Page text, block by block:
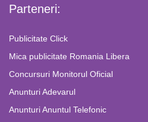
Parteneri:
Publicitate Click
Mica publicitate Romania Libera
Concursuri Monitorul Oficial
Anunturi Adevarul
Anunturi Anuntul Telefonic